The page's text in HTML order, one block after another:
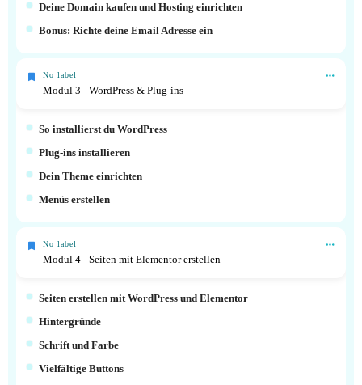
Deine Domain kaufen und Hosting einrichten
Bonus: Richte deine Email Adresse ein
No label
Modul 3 - WordPress & Plug-ins
So installierst du WordPress
Plug-ins installieren
Dein Theme einrichten
Menüs erstellen
No label
Modul 4 - Seiten mit Elementor erstellen
Seiten erstellen mit WordPress und Elementor
Hintergründe
Schrift und Farbe
Vielfältige Buttons